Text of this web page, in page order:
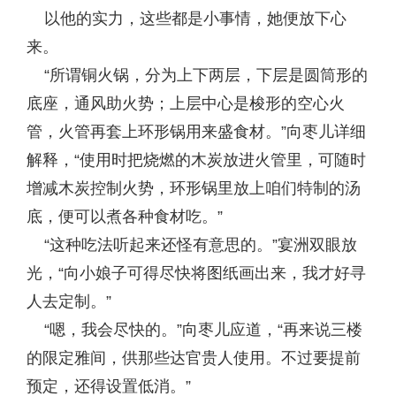
以他的实力，这些都是小事情，她便放下心
来。
“所谓铜火锅，分为上下两层，下层是圆筒形的
底座，通风助火势；上层中心是梭形的空心火
管，火管再套上环形锅用来盛食材。”向枣儿详细
解释，“使用时把烧燃的木炭放进火管里，可随时
增减木炭控制火势，环形锅里放上咱们特制的汤
底，便可以煮各种食材吃。”
“这种吃法听起来还怪有意思的。”宴洲双眼放
光，“向小娘子可得尽快将图纸画出来，我才好寻
人去定制。”
“嗯，我会尽快的。”向枣儿应道，“再来说三楼
的限定雅间，供那些达官贵人使用。不过要提前
预定，还得设置低消。”